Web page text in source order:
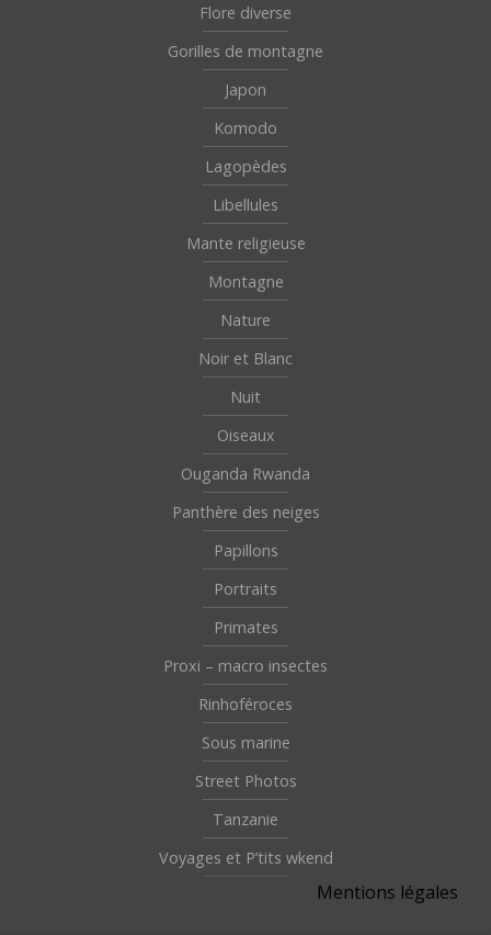
Flore diverse
Gorilles de montagne
Japon
Komodo
Lagopèdes
Libellules
Mante religieuse
Montagne
Nature
Noir et Blanc
Nuit
Oiseaux
Ouganda Rwanda
Panthère des neiges
Papillons
Portraits
Primates
Proxi – macro insectes
Rinhoféroces
Sous marine
Street Photos
Tanzanie
Voyages et P’tits wkend
Mentions légales